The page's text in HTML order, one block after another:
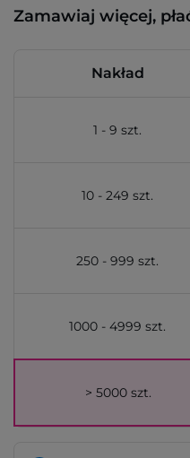
Zamawiaj więcej,
Nakład
1 - 9 szt.
10 - 249 szt.
250 - 999 szt.
1000 - 4999 szt.
> 5000 szt.